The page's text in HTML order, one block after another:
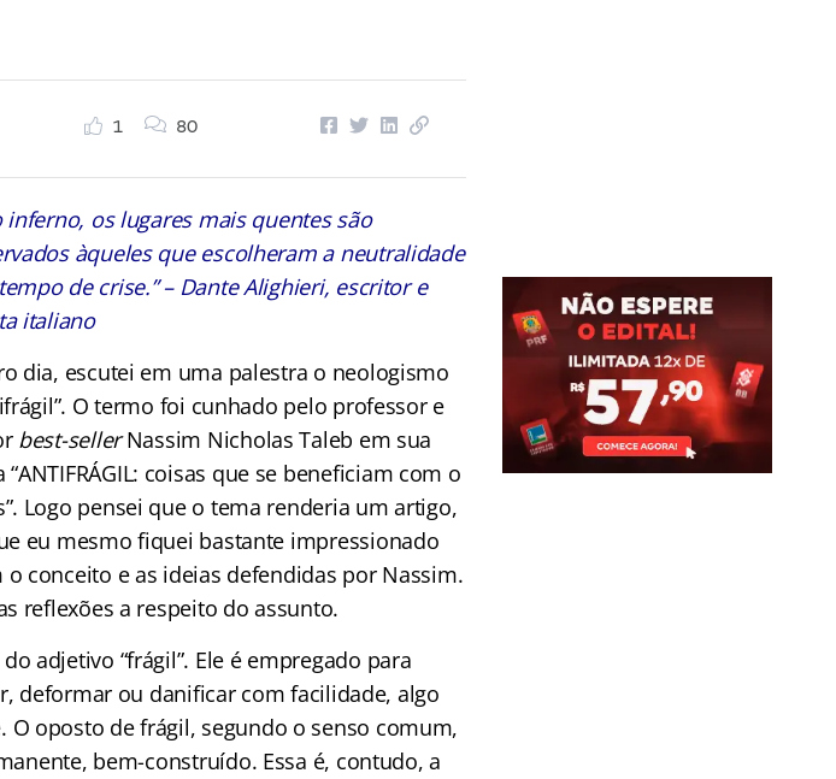
1 80
inferno, os lugares mais quentes são
àqueles que escolheram a neutralidade
de crise.” – Dante Alighieri, escritor e
italiano
dia, escutei em uma palestra o neologismo
O termo foi cunhado pelo professor e
best-sellerNassim Nicholas Taleb em sua
“ANTIFRÁGIL: coisas que se beneficiam com o
Logo pensei que o tema renderia um artigo,
eu mesmo fiquei bastante impressionado
o conceito e as ideias defendidas por Nassim.
reflexões a respeito do assunto.
adjetivo “frágil”. Ele é empregado para
deformar ou danificar com facilidade, algo
oposto de frágil, segundo o senso comum,
bem-construído. Essa é, contudo, a